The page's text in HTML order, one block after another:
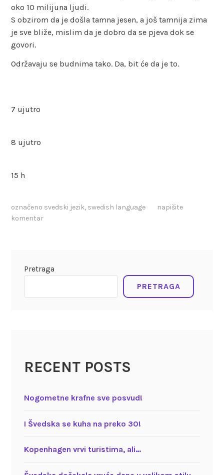
oko 10 milijuna ljudi.
S obzirom da je došla tamna jesen, a još tamnija zima
je sve bliže, mislim da je dobro da se pjeva dok se
govori.
Održavaju se budnima tako. Da, bit će da je to.
7 ujutro
8 ujutro
15 h
označeno svedski jezik, swedish language
napišite
komentar
Pretraga
PRETRAGA
RECENT POSTS
Nogometne krafne sve posvud!
I Švedska se kuha na preko 30!
Kopenhagen vrvi turistima, ali…